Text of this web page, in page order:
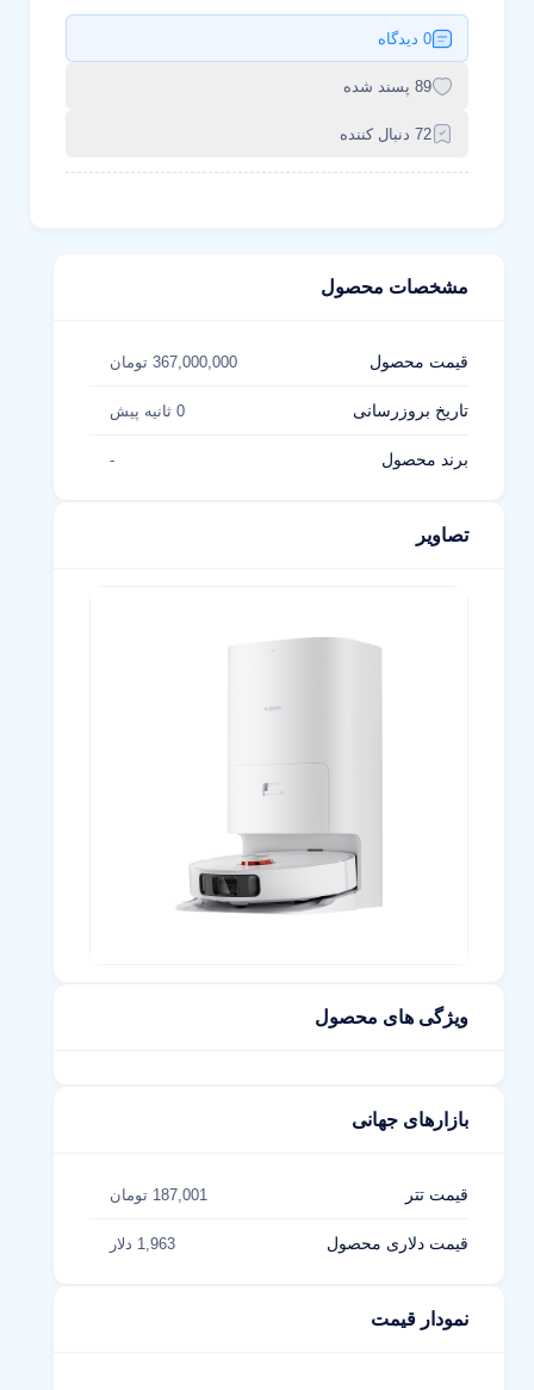
0 دیدگاه
89 پسند شده
72 دنبال کننده
مشخصات محصول
قیمت محصول 367,000,000 تومان
تاریخ بروزرسانی 0 ثانیه پیش
برند محصول -
تصاویر
ویژگی های محصول
بازارهای جهانی
قیمت تتر 187,001 تومان
قیمت دلاری محصول 1,963 دلار
نمودار قیمت